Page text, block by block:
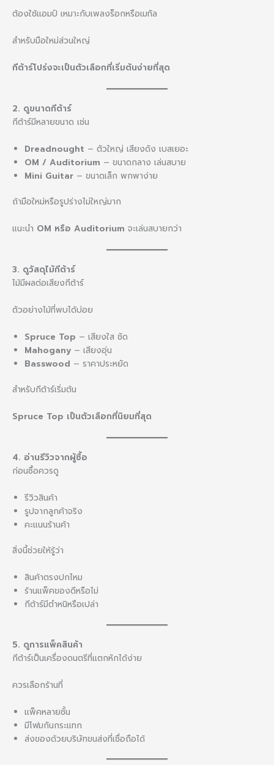
ต้องใช้แอมป์ เหมาะกับเพลงร็อกหรือเมทัล
สำหรับมือใหม่ส่วนใหญ่
กีต้าร์โปร่งจะเป็นตัวเลือกที่เริ่มต้นง่ายที่สุด
2. ดูขนาดกีต้าร์
กีต้าร์มีหลายขนาด เช่น
Dreadnought – ตัวใหญ่ เสียงดัง เบสเยอะ
OM / Auditorium – ขนาดกลาง เล่นสบาย
Mini Guitar – ขนาดเล็ก พกพาง่าย
ถ้ามือใหม่หรือรูปร่างไม่ใหญ่มาก
แนะนำ OM หรือ Auditorium จะเล่นสบายกว่า
3. ดูวัสดุไม้กีต้าร์
ไม้มีผลต่อเสียงกีต้าร์
ตัวอย่างไม้ที่พบได้บ่อย
Spruce Top – เสียงใส ชัด
Mahogany – เสียงอุ่น
Basswood – ราคาประหยัด
สำหรับกีต้าร์เริ่มต้น
Spruce Top เป็นตัวเลือกที่นิยมที่สุด
4. อ่านรีวิวจากผู้ซื้อ
ก่อนซื้อควรดู
รีวิวสินค้า
รูปจากลูกค้าจริง
คะแนนร้านค้า
สิ่งนี้ช่วยให้รู้ว่า
สินค้าตรงปกไหม
ร้านแพ็คของดีหรือไม่
กีต้าร์มีตำหนิหรือเปล่า
5. ดูการแพ็คสินค้า
กีต้าร์เป็นเครื่องดนตรีที่แตกหักได้ง่าย
ควรเลือกร้านที่
แพ็คหลายชั้น
มีโฟมกันกระแทก
ส่งของด้วยบริษัทขนส่งที่เชื่อถือได้